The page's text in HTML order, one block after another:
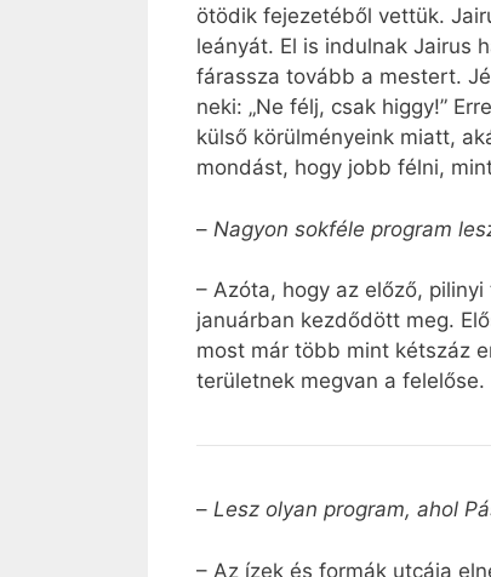
ötödik fejezetéből vettük.
leányát. El is indulnak Jairus
fárassza tovább a mestert.
neki: „Ne félj, csak higgy!”
külső körülményeink miatt,
mondást, hogy jobb félni,
– Nagyon sokféle program
– Azóta, hogy az előző,
januárban kezdődött meg.
most már több mint kétszáz
területnek megvan a
– Lesz olyan program, ahol
– Az ízek és formák utcája